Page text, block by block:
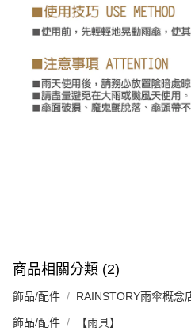
商品相關分類 (2)
飾品/配件 RAINSTORY雨傘概念
飾品/配件 【雨具】